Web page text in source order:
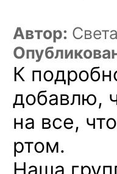
Автор: Света
К
добавлю,
на все,
ртом.